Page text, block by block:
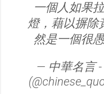
一個人如果
燈，藉以摒除
然是一個很
— 中華名言 -